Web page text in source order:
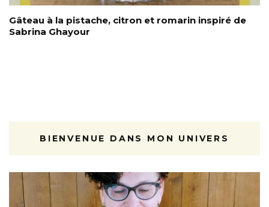
Gâteau à la pistache, citron et romarin inspiré de
Sabrina Ghayour
BIENVENUE DANS MON UNIVERS